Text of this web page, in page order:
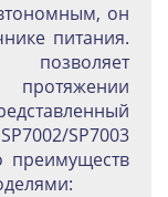
он
питания.
SP7003
преимуществ